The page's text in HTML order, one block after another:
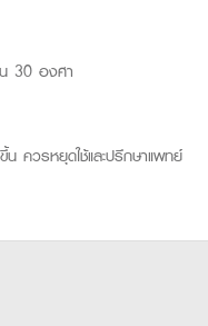
น 30 องศา
ควรหยุดใช้และปรึกษาแพทย์